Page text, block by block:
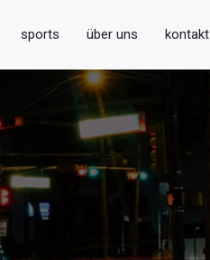
sports über uns kontakt